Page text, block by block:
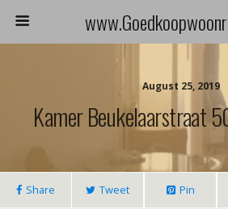
August 25, 2019
Kamer Beukelaarstraat
Share Tweet Pin